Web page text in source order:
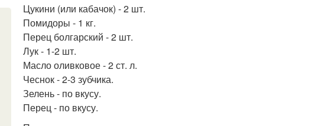
Цукини (или кабачок) - 2 шт.
Помидоры - 1 кг.
Перец болгарский - 2 шт.
Лук - 1-2 шт.
Масло оливковое - 2 ст. л.
Чеснок - 2-3 зубчика.
Зелень - по вкусу.
Перец - по вкусу.